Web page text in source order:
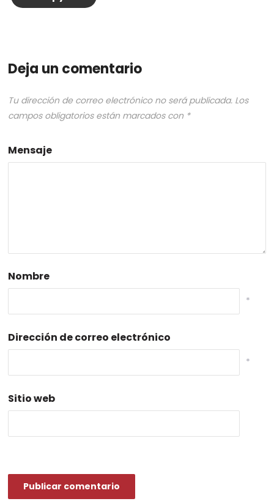
Deja un comentario
Tu dirección de correo electrónico no será publicada. Los
campos obligatorios están marcados con *
Mensaje
Nombre
*
Dirección de correo electrónico
*
Sitio web